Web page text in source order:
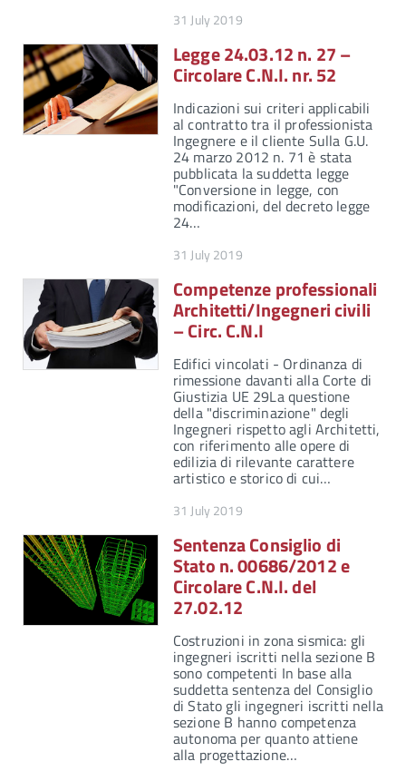
31 July 2019
Legge 24.03.12 n. 27 –
Circolare C.N.I. nr. 52
Indicazioni sui criteri applicabili
al contratto tra il professionista
Ingegnere e il cliente Sulla G.U.
24 marzo 2012 n. 71 è stata
pubblicata la suddetta legge
"Conversione in legge, con
modificazioni, del decreto legge
24…
31 July 2019
Competenze professionali
Architetti/Ingegneri civili
– Circ. C.N.I
Edifici vincolati - Ordinanza di
rimessione davanti alla Corte di
Giustizia UE 29La questione
della "discriminazione" degli
Ingegneri rispetto agli Architetti,
con riferimento alle opere di
edilizia di rilevante carattere
artistico e storico di cui…
31 July 2019
Sentenza Consiglio di
Stato n. 00686/2012 e
Circolare C.N.I. del
27.02.12
Costruzioni in zona sismica: gli
ingegneri iscritti nella sezione B
sono competenti In base alla
suddetta sentenza del Consiglio
di Stato gli ingegneri iscritti nella
sezione B hanno competenza
autonoma per quanto attiene
alla progettazione…